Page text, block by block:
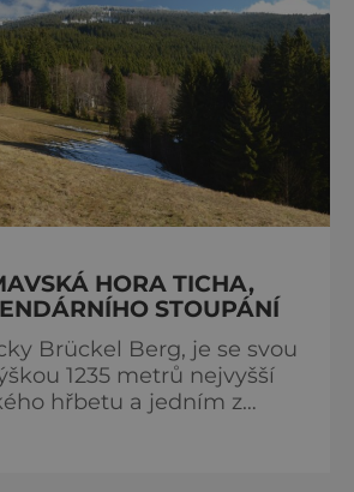
HORA TICHA,
STOUPÁNÍ
Brückel Berg, je se svou
1235 metrů nejvyšší
hřbetu a jedním z
nestojí v centru hlavních